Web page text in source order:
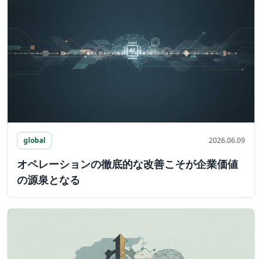
global 2026.06.09
オペレーションの徹底的な改善こそが企業価値
の源泉となる